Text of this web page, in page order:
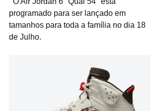
programado para ser lançado em
tamanhos para toda a família no dia 18
de Julho.